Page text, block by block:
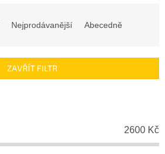
Nejprodávanější Abecedně
ZAVŘÍT FILTR
2600 Kč